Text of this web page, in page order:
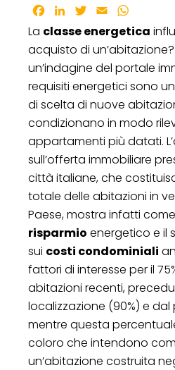
Facebook
LinkedInTwitter
Email
La classe energetica
acquisto di
un’indagine del portale
requisiti energetici sono
di scelta di nuove
condizionano in modo
appartamenti più datati.
sull’offerta immobiliare
città italiane, che
totale delle abitazioni in
Paese, mostra infatti
risparmio energetico e il
sui costi condominiali
fattori di interesse per il
abitazioni recenti,
localizzazione (90%) e dal
mentre questa
coloro che intendono
un’abitazione costruita